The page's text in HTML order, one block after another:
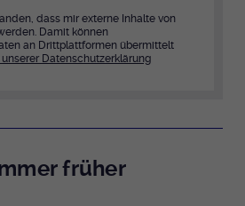
dass mir externe Inhalte von
Damit können
an Drittplattformen übermittelt
Datenschutzerklärung
früher